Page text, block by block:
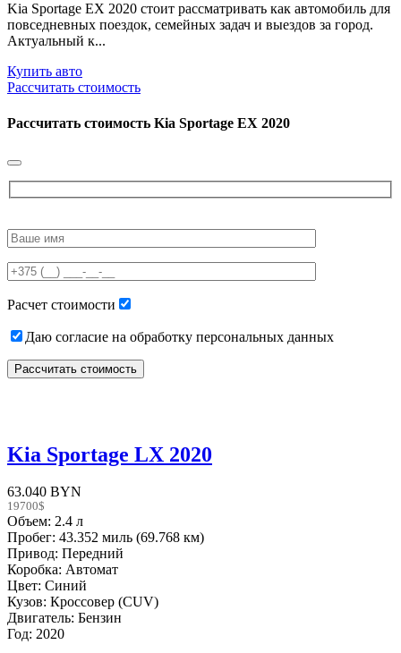
Kia Sportage EX 2020 стоит рассматривать как автомобиль для
повседневных поездок, семейных задач и выездов за город.
Актуальный к...
Купить авто
Рассчитать стоимость
Рассчитать стоимость Kia Sportage EX 2020
leave
field
empty.
Расчет стоимости
Даю согласие на обработку персональных данных
Kia Sportage LX 2020
63.040 BYN
19700$
Объем: 2.4 л
Пробег: 43.352 миль (69.768 км)
Привод: Передний
Коробка: Автомат
Цвет: Синий
Кузов: Кроссовер (CUV)
Двигатель: Бензин
Год: 2020